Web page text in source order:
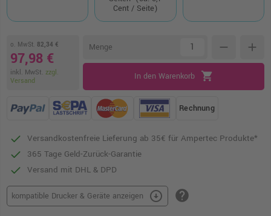
Cent / Seite)
o. MwSt. 82,34 €
97,98 €
inkl. MwSt. zzgl.
Versand
Menge remove add
In den Warenkorb shopping_cart
Rechnung
Versandkostenfreie Lieferung ab 35€ für Ampertec Produkte*
365 Tage Geld-Zurück-Garantie
Versand mit DHL & DPD
kompatible Drucker & Geräte anzeigen arrow_circle_down help